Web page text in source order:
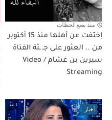
منذ بضع لحظات
إختفت عن أهلها منذ 15 أكتوبر
من .. العثور على جـ ـثة الفتاة
سيرين بن غشام / Video
Streaming
أخبار